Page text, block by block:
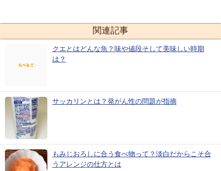
関連記事
クエとはどんな魚？味や値段そして美味しい時期
は？
サッカリンとは？発がん性の問題が指摘
もみじおろしに合う食べ物って？淡白だからこそ合
うアレンジの仕方とは